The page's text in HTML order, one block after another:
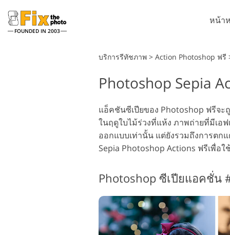
FOUNDED IN 2003
หน้า
บริการแก้ไขภาพงานแต่งงาน
Lightroom
ที่ตั้งไว้ล่วงหน้า Lightroom
LR ทั้งชุด
พรีเซ็ตข้อเสนอที่ดีที่สุด
คอลเลกชันมือถือ
โอ
ทั้ง
ทั้ง
บริการรีทัชภาพ > Action Photoshop ฟรี
Photoshop Sepia
แอ็คชันซีเปียของ Photoshop ฟรีจะ
ในฤดูใบไม้ร่วงที่แห้ง ภาพถ่ายที่มีเอ
ออกแบบเท่านั้น แต่ยังรวมถึงการตก
Sepia Photoshop Actions ฟรีเพื่อใ
Photoshop ซีเปียแอคชั่น